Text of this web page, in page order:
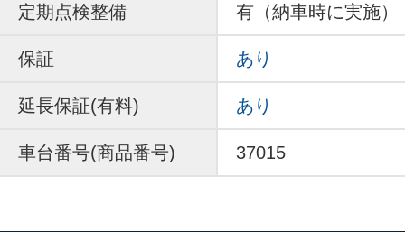
定期点検整備 有（納車時に実施）
保証 あり
延長保証(有料) あり
車台番号(商品番号) 37015